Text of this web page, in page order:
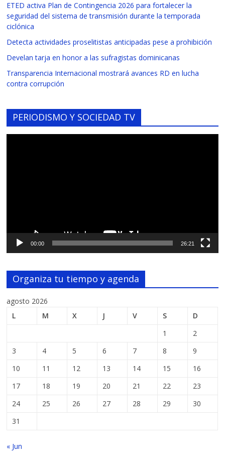
ETED activa Plan de Contingencia 2026 para fortalecer la
seguridad del sistema de transmisión durante la temporada
ciclónica
Detecta actividades proselitistas anticipadas pese a prohibición
Develan tarja en honor a las sufragistas dominicanas
Transparencia Internacional mostrará avances RD en lucha
contra corrupción
PERIODISMO Y SOCIEDAD TV
00:00 26:21
Organiza tu tiempo y agenda
agosto 2026
L
M X J V S
D
1
2
3
4 5 6 7 8
9
10
11 12 13 14 15
16
17
18 19 20 21 22
23
24
25 26 27 28 29
30
31
« Jun